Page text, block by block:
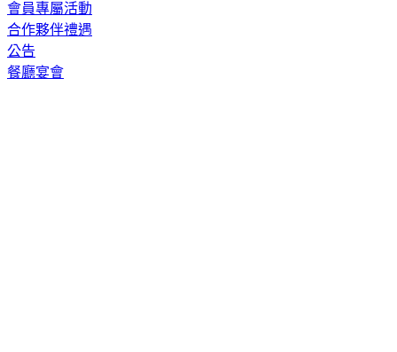
會員專屬活動
合作夥伴禮遇
公告
餐廳宴會